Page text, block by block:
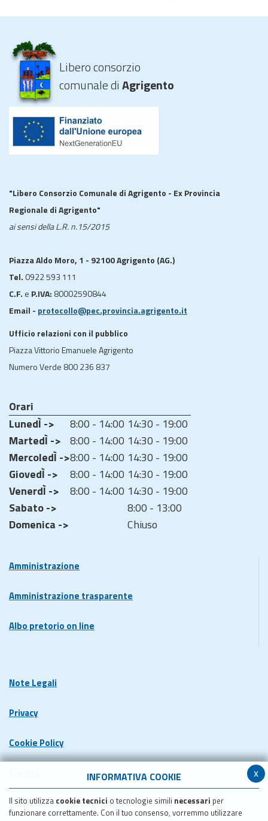
x
INFORMATIVA COOKIE
Il sito utilizza cookie tecnici o tecnologie simili necessari per
funzionare correttamente. Con il tuo consenso, vorremmo utilizzare
Libero consorzio
comunale diAgrigento
"Libero Consorzio Comunale di Agrigento - Ex Provincia
Regionale di Agrigento"
ai sensi della L.R. n.15/2015
Piazza Aldo Moro, 1 - 92100 Agrigento (AG.)
Tel. 0922 593 111
C.F. e P.IVA: 80002590844
Email - protocollo@pec.provincia.agrigento.it
Ufficio relazioni con il pubblico
Piazza Vittorio Emanuele Agrigento
Numero Verde 800 236 837
Orari
LunedÌ ->
8:00 - 14:00 14:30 - 19:00
MartedÌ -> 8:00 - 14:00 14:30 - 19:00
MercoledÌ ->8:00 - 14:00 14:30 - 19:00
GiovedÌ ->
8:00 - 14:00 14:30 - 19:00
VenerdÌ ->
8:00 - 14:00 14:30 - 19:00
Sabato ->
8:00 - 13:00
Domenica ->
Chiuso
Amministrazione
Amministrazione trasparente
Albo pretorio on line
Note Legali
Privacy
Cookie Policy
Dichiarazione di accessibilita'